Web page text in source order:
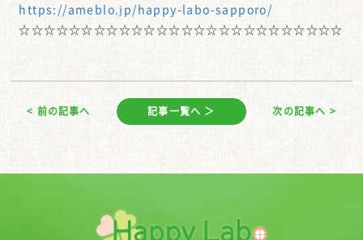
https://ameblo.jp/happy-labo-sapporo/
☆☆☆☆☆☆☆☆☆☆☆☆☆☆☆☆☆☆☆☆☆☆☆☆☆☆
< 前の記事へ 記事一覧へ ＞ 次の記事へ >